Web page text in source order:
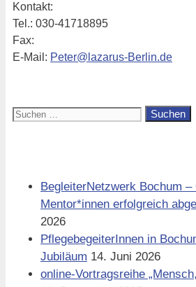
Kontakt:
Tel.: 030-41718895
Fax:
E-Mail: Peter@lazarus-Berlin.de
Suchen
BegleiterNetzwerk Bochum
Mentor*innen erfolgreich
2026
PflegebegeiterInnen in
Jubiläum 14. Juni 2026
online-Vortragsreihe